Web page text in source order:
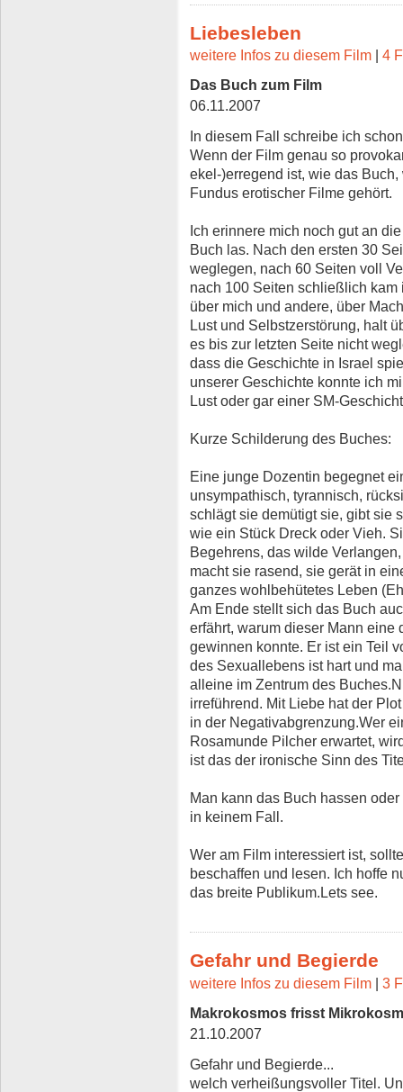
Liebesleben
weitere Infos zu diesem Film | 4
Das Buch zum Film
06.11.2007
In diesem Fall schreibe ich
Wenn der Film genau so
ekel-)erregend ist, wie das
Fundus erotischer Filme gehört.
Ich erinnere mich noch gut an
Buch las. Nach den ersten 30
weglegen, nach 60 Seiten voll
nach 100 Seiten schließlich
über mich und andere, über
Lust und Selbstzerstörung, halt
es bis zur letzten Seite nicht
dass die Geschichte in Israel
unserer Geschichte konnte ich
Lust oder gar einer SM-
Kurze Schilderung des Buches:
Eine junge Dozentin begegnet
unsympathisch, tyrannisch,
schlägt sie demütigt sie, gibt sie
wie ein Stück Dreck oder Vieh.
Begehrens, das wilde
macht sie rasend, sie gerät in
ganzes wohlbehütetes Leben
Am Ende stellt sich das Buch
erfährt, warum dieser Mann eine
gewinnen konnte. Er ist ein Teil
des Sexuallebens ist hart und
alleine im Zentrum des
irreführend. Mit Liebe hat der
in der Negativabgrenzung.Wer
Rosamunde Pilcher erwartet,
ist das der ironische Sinn des
Man kann das Buch hassen
in keinem Fall.
Wer am Film interessiert ist,
beschaffen und lesen. Ich hoffe
das breite Publikum.Lets see.
Gefahr und Begierde
weitere Infos zu diesem Film | 3
Makrokosmos frisst
21.10.2007
Gefahr und Begierde...
welch verheißungsvoller Titel.